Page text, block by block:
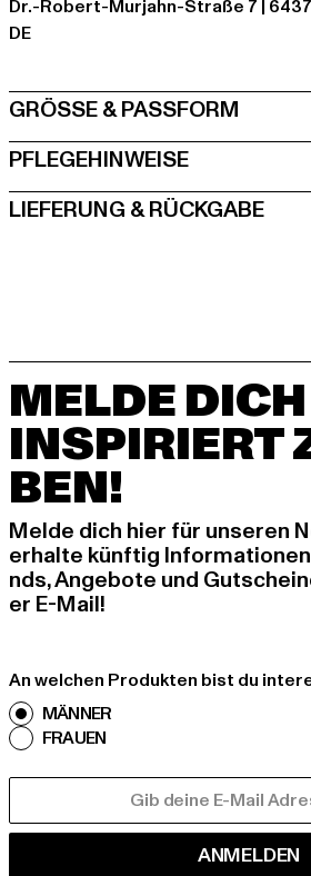
Dr.-Robert-Murjahn-Straße 7 |
DE
GRÖSSE & PASSFORM
PFLEGEHINWEISE
LIEFERUNG & RÜCKGABE
MELDE
INSPIRIERT
BEN!
Melde dich hier für unseren
erhalte künftig
nds, Angebote und
er E-Mail!
An welchen Produkten bist du
MÄNNER
FRAUEN
ANMELDEN